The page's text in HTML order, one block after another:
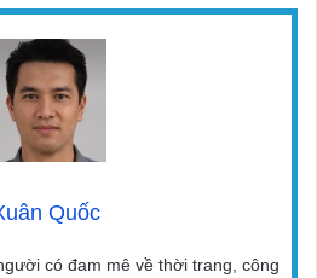
Quốc
có đam mê về thời trang, công